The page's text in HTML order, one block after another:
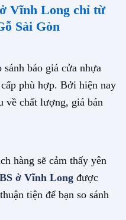
Vĩnh Long chỉ từ
Sài Gòn
báo giá cửa nhựa
phù hợp. Bởi hiện nay
về chất lượng, giá bán
hàng sẽ cảm thấy yên
ở Vĩnh Long được
tiện để bạn so sánh